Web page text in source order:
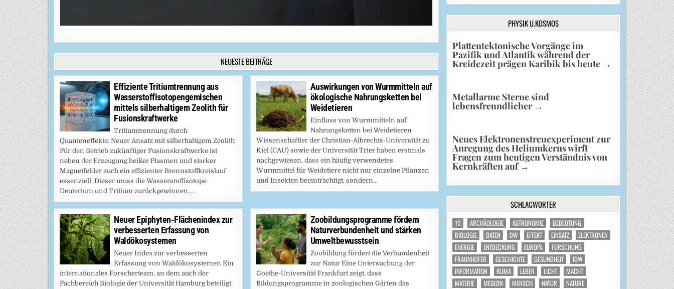
NEUESTE BEITRÄGE
Effiziente Tritiumtrennung aus
Wasserstoffisotopengemischen
mittels silberhaltigem Zeolith für
Fusionskraftwerke
Tritiumtrennung durch
Quanteneffekte: Neuer Ansatz mit silberhaltigem Zeolith
Für den Betrieb zukünftiger Fusionskraftwerke ist
neben der Erzeugung heißer Plasmen und starker
Magnetfelder auch ein effizienter Brennstoffkreislauf
essenziell. Dieser muss die Wasserstoffisotope
Deuterium und Tritium zurückgewinnen,…
Auswirkungen von Wurmmitteln auf
ökologische Nahrungsketten bei
Weidetieren
Einfluss von Wurmmitteln auf
Nahrungsketten bei Weidetieren
Wissenschaftler der Christian-Albrechts-Universität zu
Kiel (CAU) sowie der Universität Trier haben erstmals
nachgewiesen, dass ein häufig verwendetes
Wurmmittel für Weidetiere nicht nur einzelne Pflanzen
und Insekten beeinträchtigt, sondern…
Neuer Epiphyten-Flächenindex zur
verbesserten Erfassung von
Waldökosystemen
Neuer Index zur verbesserten
Erfassung von Waldökosystemen Ein
internationales Forscherteam, an dem auch der
Fachbereich Biologie der Universität Hamburg beteiligt
Zoobildungsprogramme fördern
Naturverbundenheit und stärken
Umweltbewusstsein
Zoobildung fördert die Verbundenheit
zur Natur Eine Untersuchung der
Goethe-Universität Frankfurt zeigt, dass
Bildungsprogramme in zoologischen Gärten das
PHYSIK U.KOSMOS
Plattentektonische Vorgänge im
Pazifik und Atlantik während der
Kreidezeit prägen Karibik bis heute →
Metallarme Sterne sind
lebensfreundlicher →
Neues Elektronenstreuexperiment zur
Anregung des Heliumkerns wirft
Fragen zum heutigen Verständnis von
Kernkräften auf →
SCHLAGWÖRTER
10 ARCHÄOLOGIE ASTRONOMIE
BEDEUTUNG
BIOLOGIE
DATEN DW EFFEKT EINSATZ
ELEKTRONEN
ENERGIE
ENTDECKUNG EUROPA
FORSCHUNG
FRAUNHOFER
GESCHICHTE GESUNDHEIT
IDW
INFORMATION
KLIMA LEBEN LICHT
MACHT
MATERIE
MEDIZIN MENSCH NATUR
NATURE